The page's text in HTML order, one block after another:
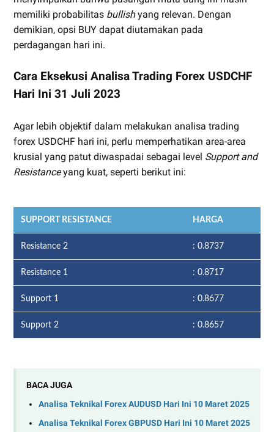
memiliki probabilitas bullishyang relevan. Dengan
demikian, opsi BUY dapat diutamakan pada
perdagangan hari ini.
Cara Eksekusi Analisa Trading Forex USDCHF
Hari Ini 31 Juli 2023
Agar lebih objektif dalam melakukan analisa trading
forex USDCHF hari ini, perlu memperhatikan area-area
krusial yang patut diwaspadai sebagai level Support and
Resistanceyang kuat, seperti berikut ini:
SUPPORT RESISTANCE HARGA
Resistance 2 : 0.8737
Resistance 1 : 0.8717
Support 1 : 0.8677
Support 2 : 0.8657
BACA JUGA
Analisa Teknikal Forex AUDUSD Hari Ini 10 Maret 2025
Analisa Teknikal Forex GBPUSD Hari Ini 10 Maret 2025